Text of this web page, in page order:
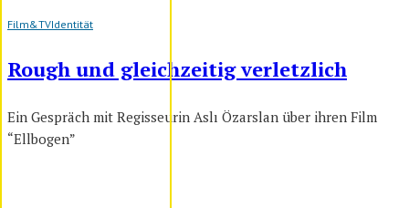
Film&TVIdentität
Rough und gleichzeitig verletzlich
Ein Gespräch mit Regisseurin Aslı Özarslan über ihren Film
“Ellbogen”